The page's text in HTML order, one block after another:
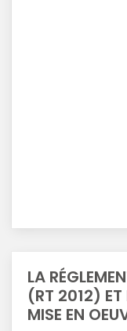
LA
(RT 2012) ET
MISE EN